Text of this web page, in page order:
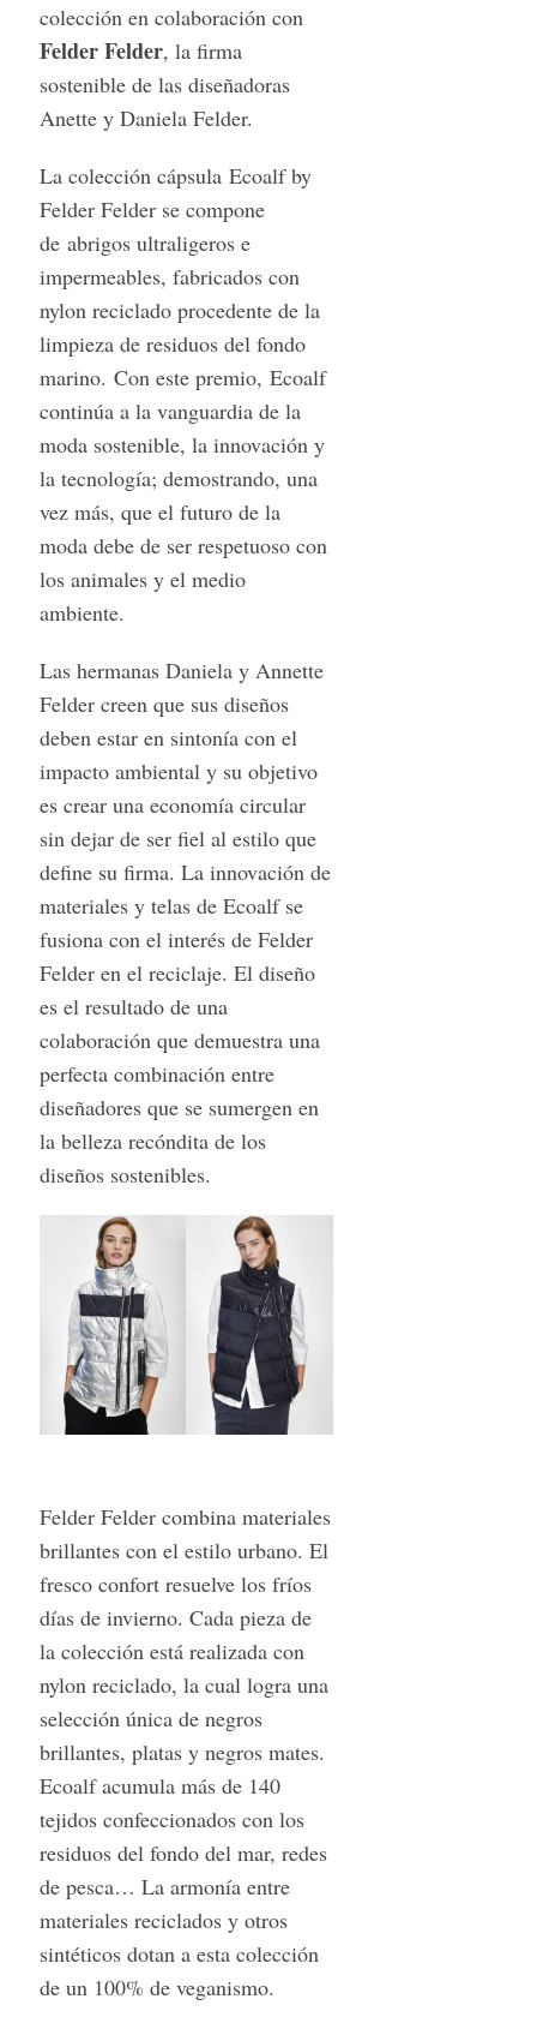
colección en colaboración con
Felder Felder, la firma
sostenible de las diseñadoras
Anette y Daniela Felder.
La colección cápsula Ecoalf by
Felder Felder se compone
de abrigos ultraligeros e
impermeables, fabricados con
nylon reciclado procedente de la
limpieza de residuos del fondo
marino. Con este premio, Ecoalf
continúa a la vanguardia de la
moda sostenible, la innovación y
la tecnología; demostrando, una
vez más, que el futuro de la
moda debe de ser respetuoso con
los animales y el medio
ambiente.
Las hermanas Daniela y Annette
Felder creen que sus diseños
deben estar en sintonía con el
impacto ambiental y su objetivo
es crear una economía circular
sin dejar de ser fiel al estilo que
define su firma. La innovación de
materiales y telas de Ecoalf se
fusiona con el interés de Felder
Felder en el reciclaje. El diseño
es el resultado de una
colaboración que demuestra una
perfecta combinación entre
diseñadores que se sumergen en
la belleza recóndita de los
diseños sostenibles.
Felder Felder combina materiales
brillantes con el estilo urbano. El
fresco confort resuelve los fríos
días de invierno. Cada pieza de
la colección está realizada con
nylon reciclado, la cual logra una
selección única de negros
brillantes, platas y negros mates.
Ecoalf acumula más de 140
tejidos confeccionados con los
residuos del fondo del mar, redes
de pesca… La armonía entre
materiales reciclados y otros
sintéticos dotan a esta colección
de un 100% de veganismo.
S